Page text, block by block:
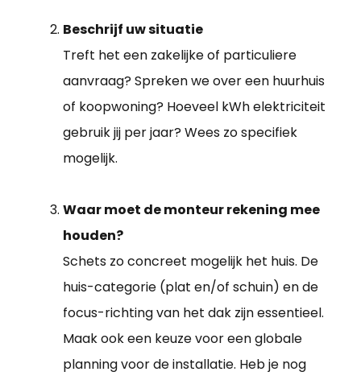
Beschrijf uw situatie
Treft het een zakelijke of particuliere
aanvraag? Spreken we over een huurhuis
of koopwoning? Hoeveel kWh elektriciteit
gebruik jij per jaar? Wees zo specifiek
mogelijk.
Waar moet de monteur rekening mee
houden?
Schets zo concreet mogelijk het huis. De
huis-categorie (plat en/of schuin) en de
focus-richting van het dak zijn essentieel.
Maak ook een keuze voor een globale
planning voor de installatie. Heb je nog